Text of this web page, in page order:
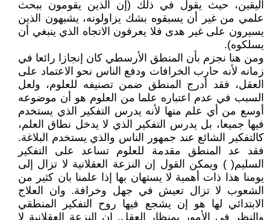
اليقين، حيث يقول في ذلك (إن الذين يقومون ببحث
علمي من غير أن يسبقوه بشك يزاولونه، يشبهون الذين
يسيرون على غير هدى فلا يعرفون الاتجاه الذي ينبغي أن
يسلكوه).
ومن هنا نجزم بأن المنطق الأرسطي كان إنجازا رائعا في
زمانه لأنه حارب الخرافات ودفع الناس نحو الاعتماد على
العقل، فقد أدرج المنطق ضمن تصنيفه للعلوم، ولعل
السبب في عدم اعتباره علما من العلوم هو أن موضوعه
أوسع من أي علم منها لأنه يدرس التفكير الذي يستخدم
فيها جميعا، بل يدرس التفكير الذي لا يدخل نطاق العلم،
كالتفكير الشائع عند جمهور الناس والذي يستخدم البلاغة.
فقد عد المنطق مقدمة للعلوم تساعد على التفكير
السليم( ) ويمكن القول إن النزعة العقلانية لا تزال إلى
يومنا هذا ذات أهمية لا يستهان بها إذا علمنا بان كثير من
الشعوب لا تزال تعيش في جهل وخرافة. وان العلاج
الابتدائي لها هو إن يشجع فيها روح التفكير المنطقي
والنظر في الأمور بمنظار العقل. ان النزعة العقلانية لا